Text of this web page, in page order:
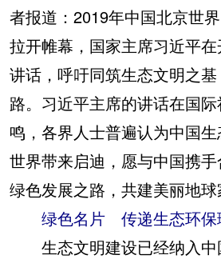
者报道：2019年中国北京世
拉开帷幕，国家主席习近平
讲话，呼吁同筑生态文明之
路。习近平主席的讲话在国
鸣，各界人士普遍认为中国
世界带来启迪，愿与中国携
绿色发展之路，共建美丽地球
绿色名片 传递生态环保
生态文明建设已经纳入中